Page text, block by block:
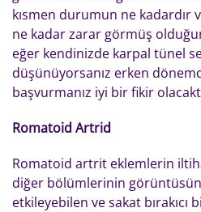
kısmen durumun ne kadardır
ne kadar zarar görmüş
eğer kendinizde karpal tünel
düşünüyorsanız erken
başvurmanız iyi bir fikir
Romatoid Artrid
Romatoid artrit eklemlerin
diğer bölümlerinin
etkileyebilen ve sakat bırakıcı